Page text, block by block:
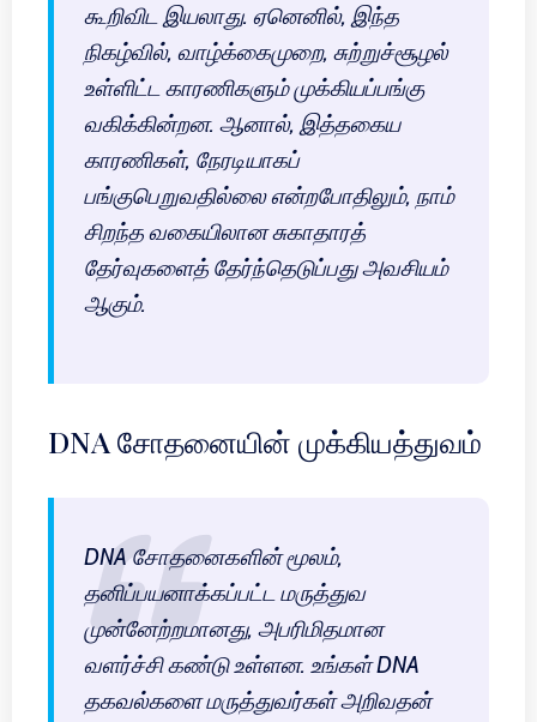
கூறிவிட இயலாது. ஏனெனில், இந்த
நிகழ்வில், வாழ்க்கைமுறை, சுற்றுச்சூழல்
உள்ளிட்ட காரணிகளும் முக்கியப்பங்கு
வகிக்கின்றன. ஆனால், இத்தகைய
காரணிகள், நேரடியாகப்
பங்குபெறுவதில்லை என்றபோதிலும், நாம்
சிறந்த வகையிலான சுகாதாரத்
தேர்வுகளைத் தேர்ந்தெடுப்பது அவசியம்
ஆகும்.
DNA சோதனையின் முக்கியத்துவம்
DNA சோதனைகளின் மூலம்,
தனிப்பயனாக்கப்பட்ட மருத்துவ
முன்னேற்றமானது, அபரிமிதமான
வளர்ச்சி கண்டு உள்ளன. உங்கள் DNA
தகவல்களை மருத்துவர்கள் அறிவதன்